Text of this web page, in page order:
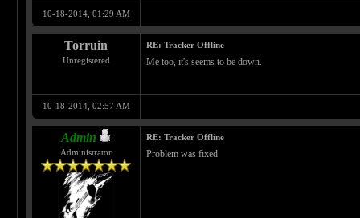
10-18-2014, 01:29 AM
Torruin
Unregistered
RE: Tracker Offline
Me too, it's seems to be down.
10-18-2014, 02:57 AM
Admin
Administrator
RE: Tracker Offline
Problem was fixed